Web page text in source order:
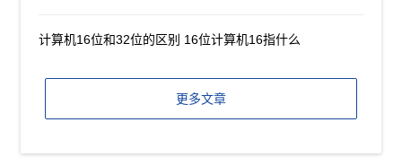
计算机16位和32位的区别 16位计算机16指什么
更多文章